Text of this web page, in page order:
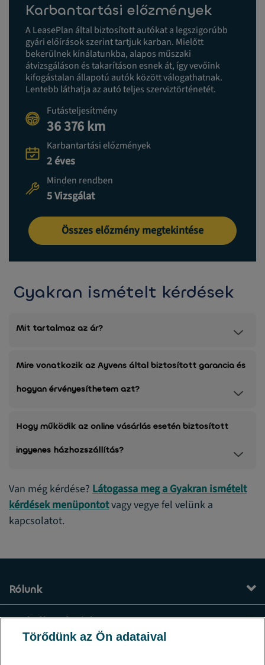
Karbantartási előzmények
A LeasePlan által biztosított autókat a legszigorúbb
gyári előírások szerint tartjuk karban. Mielőtt
bekerülnek kínálatunkba, alapos műszaki
átvizsgáláson és takarításon esnek át, így vevőink
kifogástalan állapotú autók között válogathatnak.
Lentebb láthatja az autó teljes szerviztörténetét.
Futásteljesítmény
36 376 km
Karbantartási előzmények
2 éves
Minden rendben
5 Vizsgálat
Összes előzmény megtekintése
Gyakran ismételt kérdések
Mit tartalmaz az ár?
Mire vonatkozik az Ayvens által biztosított garancia és
hogyan érvényesíthetem azt?
Hogy működik az online vásárlás esetén biztosított
ingyenes házhozszállítás?
Van még kérdése? Látogassa meg a Gyakran ismételt
kérdések menüpontotvagy vegye fel velünk a
kapcsolatot.
Rólunk
Szolgáltatásaink
Törődünk az Ön adataival